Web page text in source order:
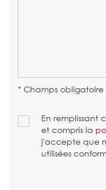
* Champs obligatoire
En remplissant
et compris la
j'accepte que
utilisées